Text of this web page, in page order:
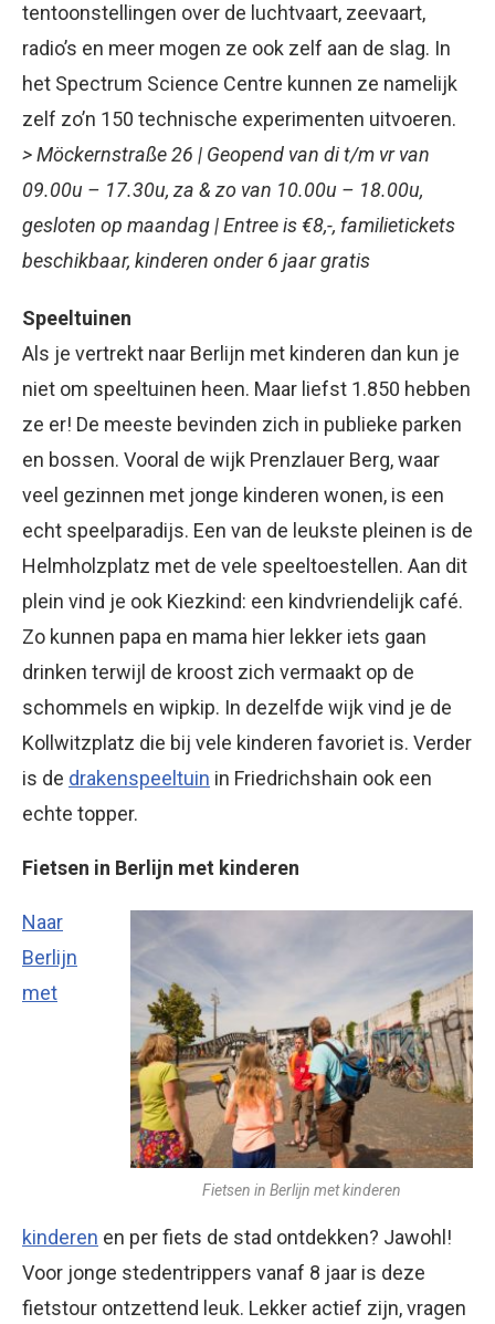
tentoonstellingen over de luchtvaart, zeevaart,
radio’s en meer mogen ze ook zelf aan de slag. In
het Spectrum Science Centre kunnen ze namelijk
zelf zo’n 150 technische experimenten uitvoeren.
> Möckernstraße 26 | Geopend van di t/m vr van
09.00u – 17.30u, za & zo van 10.00u – 18.00u,
gesloten op maandag | Entree is €8,-, familietickets
beschikbaar, kinderen onder 6 jaar gratis
Speeltuinen
Als je vertrekt naar Berlijn met kinderen dan kun je
niet om speeltuinen heen. Maar liefst 1.850 hebben
ze er! De meeste bevinden zich in publieke parken
en bossen. Vooral de wijk Prenzlauer Berg, waar
veel gezinnen met jonge kinderen wonen, is een
echt speelparadijs. Een van de leukste pleinen is de
Helmholzplatz met de vele speeltoestellen. Aan dit
plein vind je ook Kiezkind: een kindvriendelijk café.
Zo kunnen papa en mama hier lekker iets gaan
drinken terwijl de kroost zich vermaakt op de
schommels en wipkip. In dezelfde wijk vind je de
Kollwitzplatz die bij vele kinderen favoriet is. Verder
is de drakenspeeltuin in Friedrichshain ook een
echte topper.
Fietsen in Berlijn met kinderen
Fietsen in Berlijn met kinderen
Naar
Berlijn
met
kinderen en per fiets de stad ontdekken? Jawohl!
Voor jonge stedentrippers vanaf 8 jaar is deze
fietstour ontzettend leuk. Lekker actief zijn, vragen